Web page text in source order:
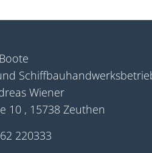
Wiener
10 , 15738 Zeuthen
220333